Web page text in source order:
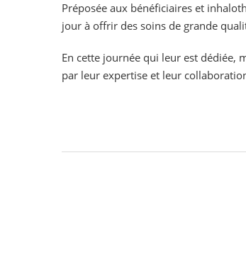
Préposée aux bénéficiaires et
jour à offrir des soins de grande
En cette journée qui leur est dédiée,
par leur expertise et leur